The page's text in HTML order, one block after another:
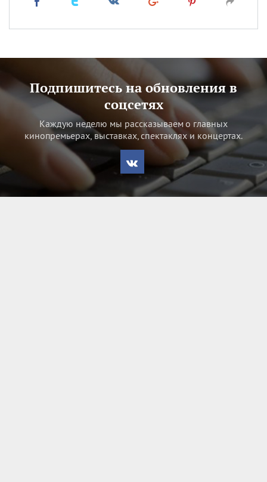
Подпишитесь на обновления в
соцсетях
Каждую неделю мы рассказываем о главных
кинопремьерах, выставках, спектаклях и концертах.